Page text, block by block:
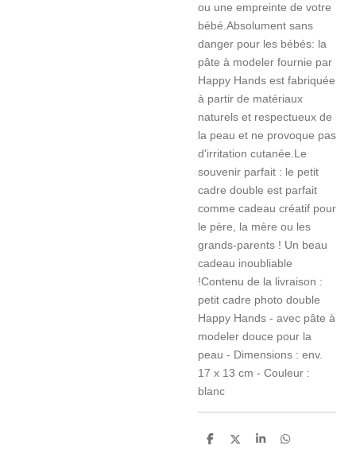
ou une empreinte de votre
bébé.Absolument sans
danger pour les bébés: la
pâte à modeler fournie par
Happy Hands est fabriquée
à partir de matériaux
naturels et respectueux de
la peau et ne provoque pas
d'irritation cutanée.Le
souvenir parfait : le petit
cadre double est parfait
comme cadeau créatif pour
le père, la mère ou les
grands-parents ! Un beau
cadeau inoubliable
!Contenu de la livraison :
petit cadre photo double
Happy Hands - avec pâte à
modeler douce pour la
peau - Dimensions : env.
17 x 13 cm - Couleur :
blanc
P
P
P
P